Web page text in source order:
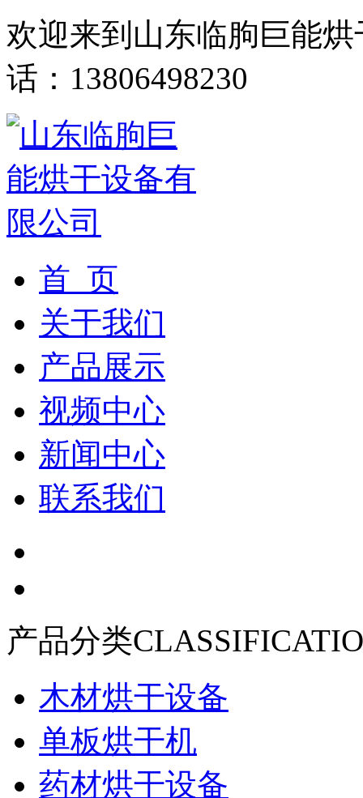
欢迎来到山东临朐巨能
话：13806498230
首 页
关于我们
产品展示
视频中心
新闻中心
联系我们
产品分类
木材烘干设备
单板烘干机
药材烘干设备